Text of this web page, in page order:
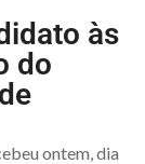
às
do
ontem, dia